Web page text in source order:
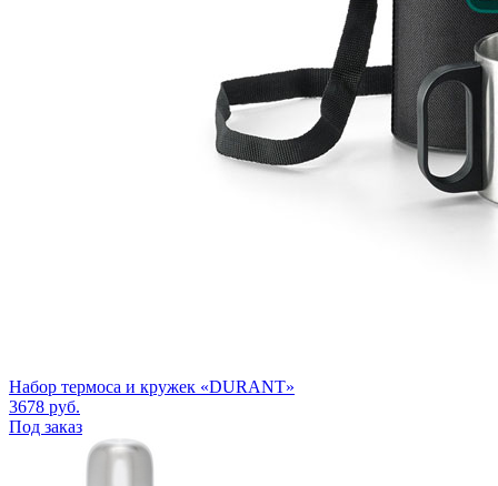
Набор термоса и кружек «DURANT»
3678 руб.
Под заказ